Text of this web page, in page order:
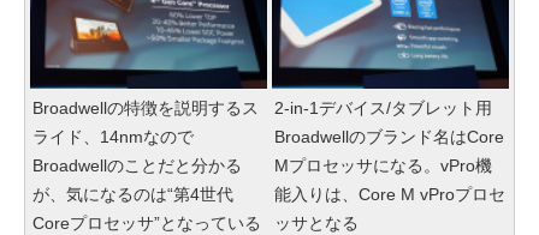
Broadwellの特徴を説明するス
ライド、14nmなので
Broadwellのことだと分かる
が、気になるのは“第4世代
Coreプロセッサ”となっている
2-in-1デバイス/タブレット用
Broadwellのブランド名はCore
Mプロセッサになる。vPro機
能入りは、Core M vProプロセ
ッサとなる